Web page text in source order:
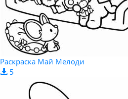
Раскраска Май Мелоди
5